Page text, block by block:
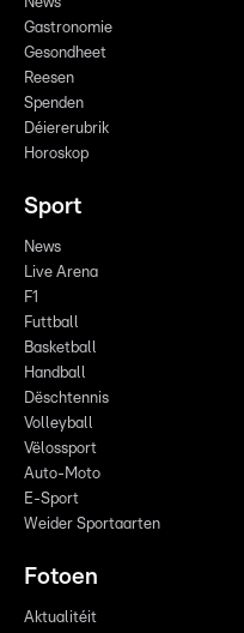
Gastronomie
Gesondheet
Reesen
Spenden
Déiererubrik
Horoskop
Sport
News
Live Arena
F1
Futtball
Basketball
Handball
Dëschtennis
Volleyball
Vëlossport
Auto-Moto
E-Sport
Weider Sportaarten
Fotoen
Aktualitéit